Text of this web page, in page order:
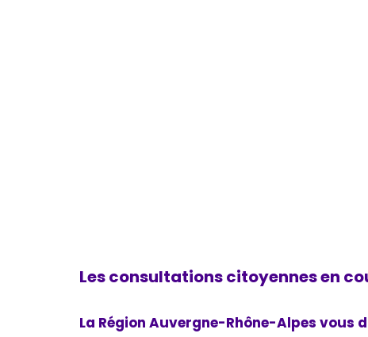
Les consultations citoyennes en
La Région Auvergne-Rhône-Alpes vous